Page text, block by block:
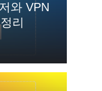
와 VPN
리